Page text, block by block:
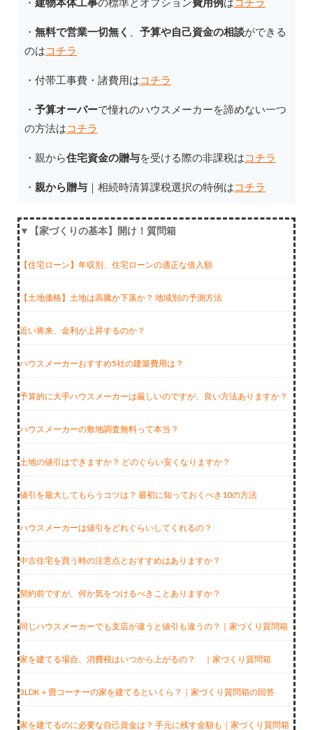
・ 無料で営業一切無く 予算や自己資金の相談ができる
のはコチラ
・付帯工事費・諸費用はコチラ
・ 予算オーバーで憧れのハウスメーカーを諦めない一つ
の方法はコチラ
・親から住宅資金の贈与を受ける際の非課税はコチラ
・ 親から贈与 ｜相続時清算課税選択の特例はコチラ
▼【家づくりの基本】開け！質問箱
【住宅ローン】年収別、住宅ローンの適正な借入額
【土地価格】土地は高騰か下落か？ 地域別の予測方法
近い将来、金利が上昇するのか？
ハウスメーカーおすすめ5社の建築費用は？
予算的に大手ハウスメーカーは厳しいのですが、良い方法ありますか？
ハウスメーカーの敷地調査無料って本当？
土地の値引はできますか？ どのぐらい安くなりますか？
値引を最大してもらうコツは？ 最初に知っておくべき10の方法
ハウスメーカーは値引をどれぐらいしてくれるの？
中古住宅を買う時の注意点とおすすめはありますか？
契約前ですが、何か気をつけるべきことありますか？
同じハウスメーカーでも支店が違うと値引も違うの？｜家づくり質問箱
家を建てる場合、消費税はいつから上がるの？ ｜家づくり質問箱
3LDK＋畳コーナーの家を建てるといくら？｜家づくり質問箱の回答
家を建てるのに必要な自己資金は？ 手元に残す金額も｜家づくり質問箱